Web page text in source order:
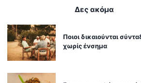
Δες ακόμα
Ποιοι δικαιούνται
χωρίς ένσημα